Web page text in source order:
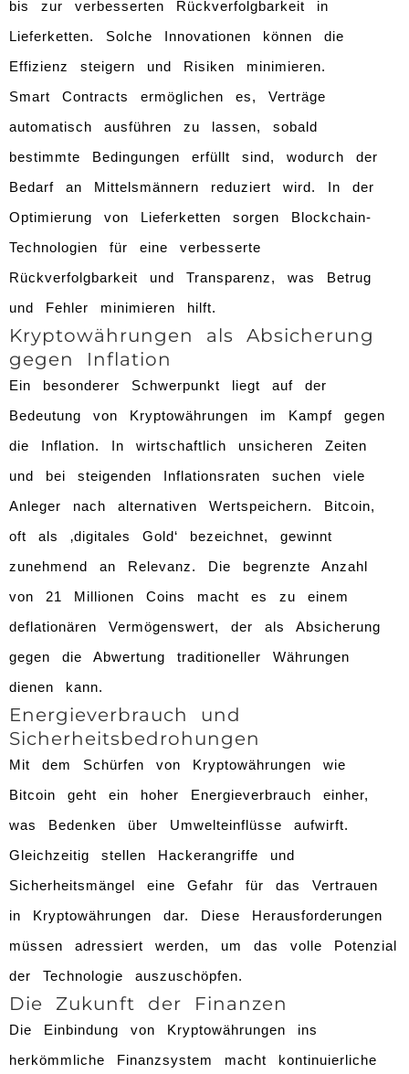
bis zur verbesserten Rückverfolgbarkeit in
Lieferketten. Solche Innovationen können die
Effizienz steigern und Risiken minimieren.
Smart Contracts ermöglichen es, Verträge
automatisch ausführen zu lassen, sobald
bestimmte Bedingungen erfüllt sind, wodurch der
Bedarf an Mittelsmännern reduziert wird. In der
Optimierung von Lieferketten sorgen Blockchain-
Technologien für eine verbesserte
Rückverfolgbarkeit und Transparenz, was Betrug
und Fehler minimieren hilft.
Kryptowährungen als Absicherung
gegen Inflation
Ein besonderer Schwerpunkt liegt auf der
Bedeutung von Kryptowährungen im Kampf gegen
die Inflation. In wirtschaftlich unsicheren Zeiten
und bei steigenden Inflationsraten suchen viele
Anleger nach alternativen Wertspeichern. Bitcoin,
oft als ‚digitales Gold‘ bezeichnet, gewinnt
zunehmend an Relevanz. Die begrenzte Anzahl
von 21 Millionen Coins macht es zu einem
deflationären Vermögenswert, der als Absicherung
gegen die Abwertung traditioneller Währungen
dienen kann.
Energieverbrauch und
Sicherheitsbedrohungen
Mit dem Schürfen von Kryptowährungen wie
Bitcoin geht ein hoher Energieverbrauch einher,
was Bedenken über Umwelteinflüsse aufwirft.
Gleichzeitig stellen Hackerangriffe und
Sicherheitsmängel eine Gefahr für das Vertrauen
in Kryptowährungen dar. Diese Herausforderungen
müssen adressiert werden, um das volle Potenzial
der Technologie auszuschöpfen.
Die Zukunft der Finanzen
Die Einbindung von Kryptowährungen ins
herkömmliche Finanzsystem macht kontinuierliche